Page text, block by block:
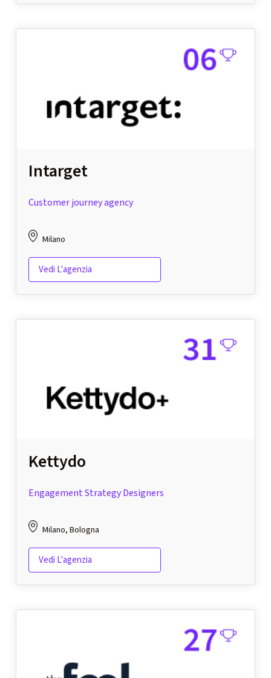
Intarget
Customer journey agency
Milano
Vedi L'agenzia
Kettydo
Engagement Strategy Designers
Milano, Bologna
Vedi L'agenzia